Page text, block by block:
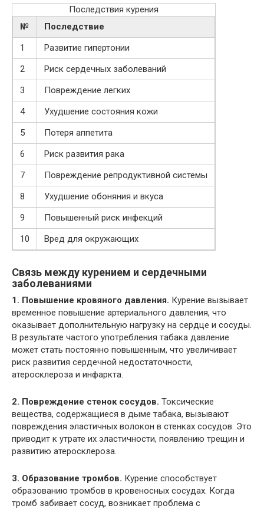
Последствия курения
№
Последствие
1
Развитие гипертонии
2
Риск сердечных заболеваний
3
Повреждение легких
4
Ухудшение состояния кожи
5
Потеря аппетита
6
Риск развития рака
7
Повреждение репродуктивной системы
8
Ухудшение обоняния и вкуса
9
Повышенный риск инфекций
10
Вред для окружающих
Связь между курением и сердечными
заболеваниями
1. Повышение кровяного давления. Курение вызывает
временное повышение артериального давления, что
оказывает дополнительную нагрузку на сердце и сосуды.
В результате частого употребления табака давление
может стать постоянно повышенным, что увеличивает
риск развития сердечной недостаточности,
атеросклероза и инфаркта.
2. Повреждение стенок сосудов. Токсические
вещества, содержащиеся в дыме табака, вызывают
повреждения эластичных волокон в стенках сосудов. Это
приводит к утрате их эластичности, появлению трещин и
развитию атеросклероза.
3. Образование тромбов. Курение способствует
образованию тромбов в кровеносных сосудах. Когда
тромб забивает сосуд, возникает проблема с